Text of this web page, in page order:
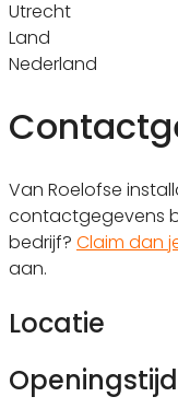
Utrecht
Land
Nederland
Van Roelofse
contactgegevens
bedrijf? Claim dan
aan.
Locatie